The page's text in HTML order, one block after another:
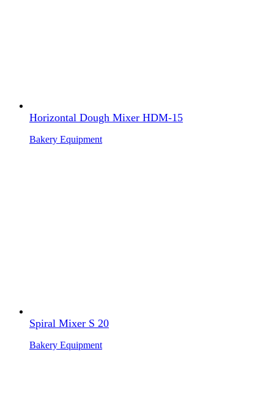
Horizontal Dough Mixer HDM-15
Bakery Equipment
Spiral Mixer S 20
Bakery Equipment